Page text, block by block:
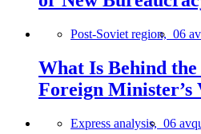
Post-Soviet region, 06
What Is Behind
Foreign
Express analysis, 06